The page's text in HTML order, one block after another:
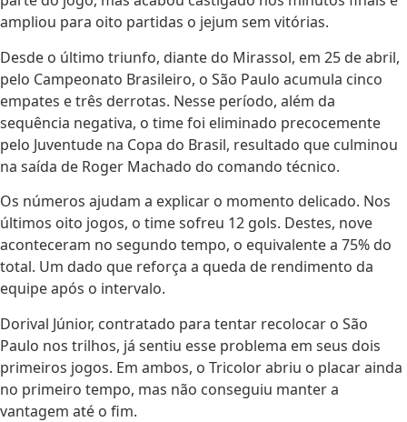
ampliou para oito partidas o jejum sem vitórias.
Desde o último triunfo, diante do Mirassol, em 25 de abril,
pelo Campeonato Brasileiro, o São Paulo acumula cinco
empates e três derrotas. Nesse período, além da
sequência negativa, o time foi eliminado precocemente
pelo Juventude na Copa do Brasil, resultado que culminou
na saída de Roger Machado do comando técnico.
Os números ajudam a explicar o momento delicado. Nos
últimos oito jogos, o time sofreu 12 gols. Destes, nove
aconteceram no segundo tempo, o equivalente a 75% do
total. Um dado que reforça a queda de rendimento da
equipe após o intervalo.
Dorival Júnior, contratado para tentar recolocar o São
Paulo nos trilhos, já sentiu esse problema em seus dois
primeiros jogos. Em ambos, o Tricolor abriu o placar ainda
no primeiro tempo, mas não conseguiu manter a
vantagem até o fim.